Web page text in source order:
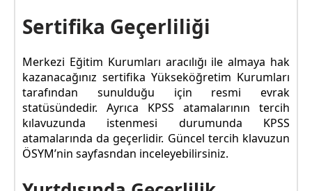
Sertifika Geçerliliği
Merkezi Eğitim Kurumları aracılığı ile almaya hak
kazanacağınız sertifika Yükseköğretim Kurumları
tarafından sunulduğu için resmi evrak
statüsündedir. Ayrıca KPSS atamalarının tercih
kılavuzunda istenmesi durumunda KPSS
atamalarında da geçerlidir. Güncel tercih klavuzun
ÖSYM’nin sayfasndan inceleyebilirsiniz.